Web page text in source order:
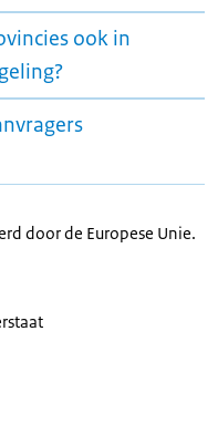
ook in
door de Europese Unie.